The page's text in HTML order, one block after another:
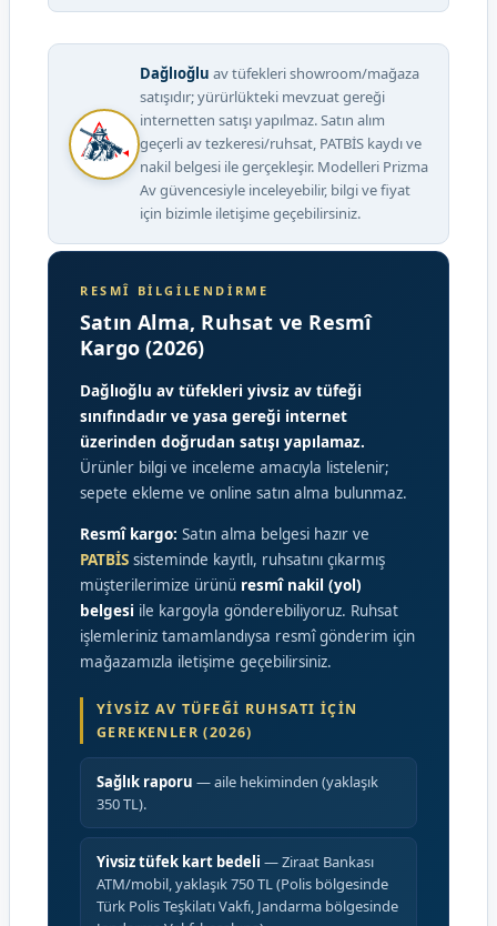
Dağlıoğlu av tüfekleri showroom/mağaza
satışıdır; yürürlükteki mevzuat gereği
internetten satışı yapılmaz. Satın alım
geçerli av tezkeresi/ruhsat, PATBİS kaydı ve
nakil belgesi ile gerçekleşir. Modelleri Prizma
Av güvencesiyle inceleyebilir, bilgi ve fiyat
için bizimle iletişime geçebilirsiniz.
RESMÎ BILGILENDIRME
Satın Alma, Ruhsat ve Resmî
Kargo (2026)
Dağlıoğlu av tüfekleri yivsiz av tüfeği
sınıfındadır ve yasa gereği internet
üzerinden doğrudan satışı yapılamaz.
Ürünler bilgi ve inceleme amacıyla listelenir;
sepete ekleme ve online satın alma bulunmaz.
Resmî kargo: Satın alma belgesi hazır ve
PATBİS sisteminde kayıtlı, ruhsatını çıkarmış
müşterilerimize ürünü resmî nakil (yol)
belgesi ile kargoyla gönderebiliyoruz. Ruhsat
işlemleriniz tamamlandıysa resmî gönderim için
mağazamızla iletişime geçebilirsiniz.
YIVSIZ AV TÜFEĞI RUHSATI İÇIN
GEREKENLER (2026)
Sağlık raporu — aile hekiminden (yaklaşık
350 TL).
Yivsiz tüfek kart bedeli — Ziraat Bankası
ATM/mobil, yaklaşık 750 TL (Polis bölgesinde
Türk Polis Teşkilatı Vakfı, Jandarma bölgesinde